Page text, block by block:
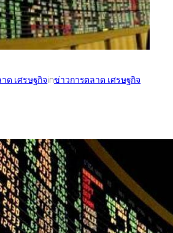
ด เศรษฐกิจinข่าวการตลาด เศรษฐกิจ